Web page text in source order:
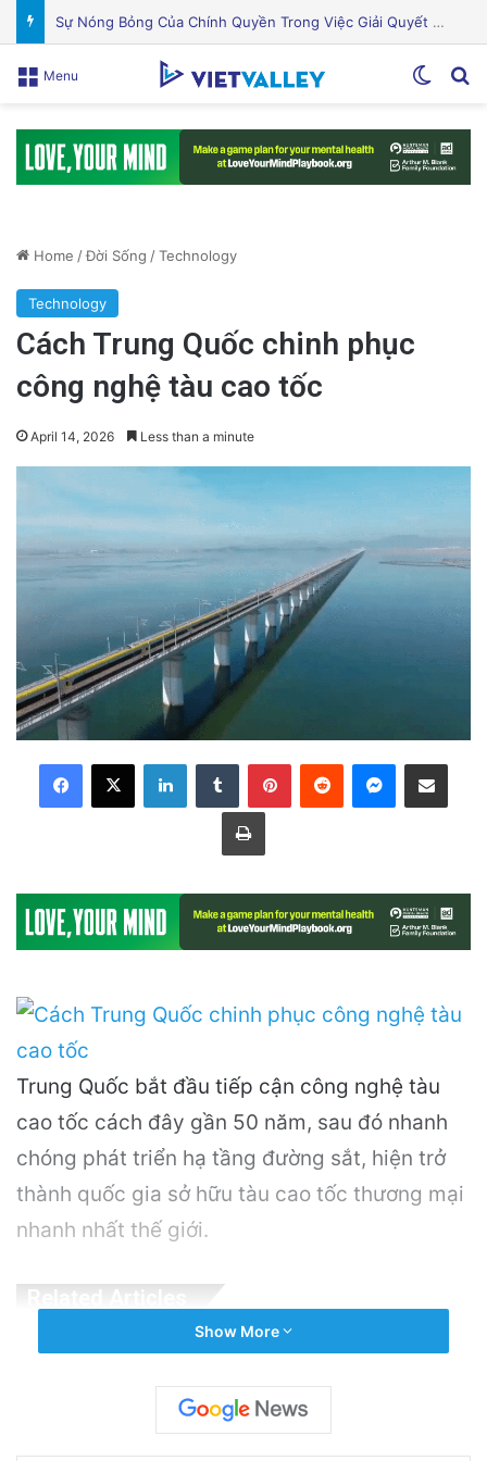
Khám Phá Máy Đào Hầm Nổ Đá Đầu Tiên Trên Thế Giới: Bước Đột Phá Trong Công Nghệ Xây Dựng
Menu
Home /Đời Sống /Technology
Technology
Cách Trung Quốc chinh phục
công nghệ tàu cao tốc
April 14, 2026 Less than a minute
LinkedInTumblr PinterestReddit Messenger
Share via Email
Print
Trung Quốc bắt đầu tiếp cận công nghệ tàu
cao tốc cách đây gần 50 năm, sau đó nhanh
chóng phát triển hạ tầng đường sắt, hiện trở
thành quốc gia sở hữu tàu cao tốc thương mại
nhanh nhất thế giới.
Khám Phá Máy Đào Hầm Nổ Đá Đầu Tiên
Trên Thế Giới: Bước Đột Phá Trong Công
Nghệ Xây Dựng
12 hours ago
Show More